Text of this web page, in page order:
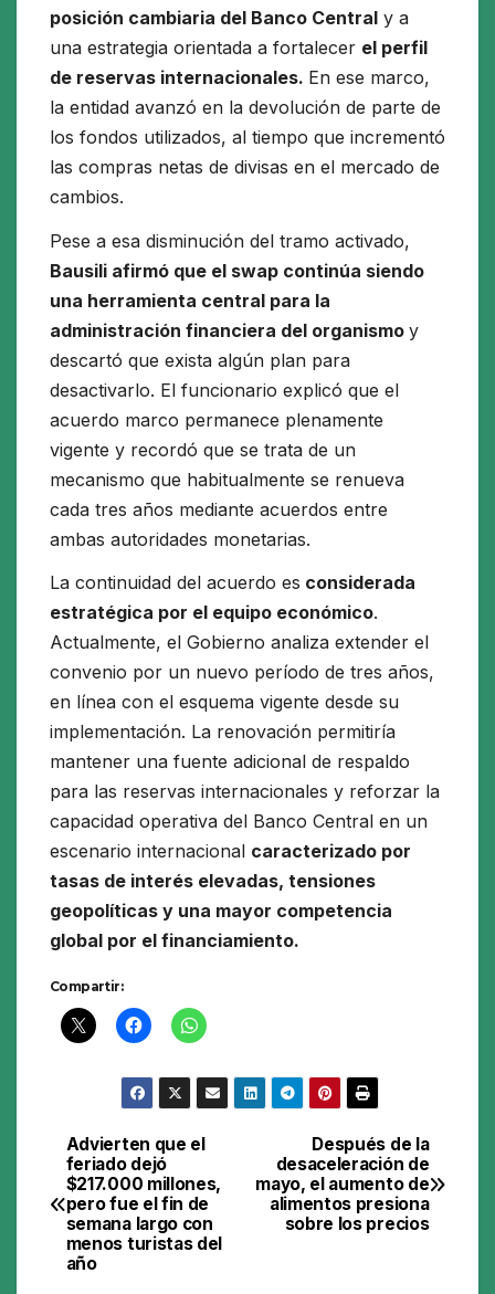
posición cambiaria del Banco Central y a
una estrategia orientada a fortalecer el perfil
de reservas internacionales. En ese marco,
la entidad avanzó en la devolución de parte de
los fondos utilizados, al tiempo que incrementó
las compras netas de divisas en el mercado de
cambios.
Pese a esa disminución del tramo activado,
Bausili afirmó que el swap continúa siendo
una herramienta central para la
administración financiera del organismo y
descartó que exista algún plan para
desactivarlo. El funcionario explicó que el
acuerdo marco permanece plenamente
vigente y recordó que se trata de un
mecanismo que habitualmente se renueva
cada tres años mediante acuerdos entre
ambas autoridades monetarias.
La continuidad del acuerdo es considerada
estratégica por el equipo económico.
Actualmente, el Gobierno analiza extender el
convenio por un nuevo período de tres años,
en línea con el esquema vigente desde su
implementación. La renovación permitiría
mantener una fuente adicional de respaldo
para las reservas internacionales y reforzar la
capacidad operativa del Banco Central en un
escenario internacional caracterizado por
tasas de interés elevadas, tensiones
geopolíticas y una mayor competencia
global por el financiamiento.
Compartir:
Navegación
de
entradas
Después de la
desaceleración de
mayo, el aumento de
alimentos presiona
sobre los precios
Advierten que el
feriado dejó
$217.000 millones,
pero fue el fin de
semana largo con
menos turistas del
año